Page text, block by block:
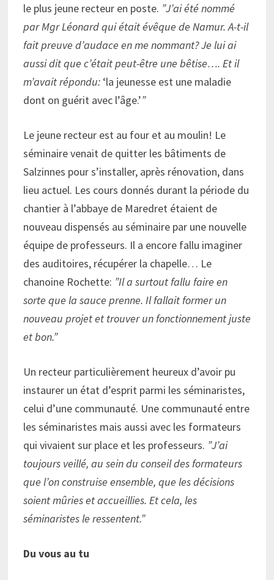
le plus jeune recteur en poste. ”J’ai été nommé
par Mgr Léonard qui était évêque de Namur. A-t-il
fait preuve d’audace en me nommant? Je lui ai
aussi dit que c’était peut-être une bêtise…. Et il
m’avait répondu: ‘la jeunesse est une maladie
dont on guérit avec l’âge.’”
Le jeune recteur est au four et au moulin! Le
séminaire venait de quitter les bâtiments de
Salzinnes pour s’installer, après rénovation, dans
lieu actuel. Les cours donnés durant la période du
chantier à l’abbaye de Maredret étaient de
nouveau dispensés au séminaire par une nouvelle
équipe de professeurs. Il a encore fallu imaginer
des auditoires, récupérer la chapelle… Le
chanoine Rochette: ”Il a surtout fallu faire en
sorte que la sauce prenne. Il fallait former un
nouveau projet et trouver un fonctionnement juste
et bon.”
Un recteur particulièrement heureux d’avoir pu
instaurer un état d’esprit parmi les séminaristes,
celui d’une communauté. Une communauté entre
les séminaristes mais aussi avec les formateurs
qui vivaient sur place et les professeurs. ”J’ai
toujours veillé, au sein du conseil des formateurs
que l’on construise ensemble, que les décisions
soient mûries et accueillies. Et cela, les
séminaristes le ressentent.”
Du vous au tu